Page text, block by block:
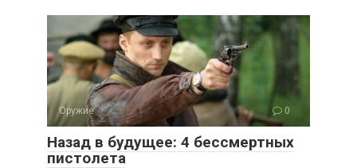
Оружие 0
Назад в будущее: 4 бессмертных
пистолета